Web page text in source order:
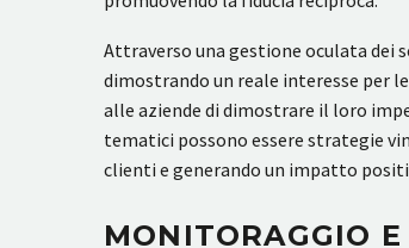
Attraverso una gestione oculata dei
dimostrando un reale interesse per
alle aziende di dimostrare il loro
tematici possono essere strategie
clienti e generando un impatto
MONITORAGGIO